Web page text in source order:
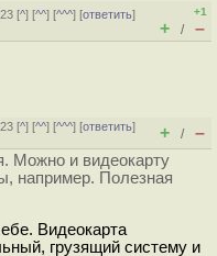
[^] [^^] [^^^] [ответить]
+1
+ / –
[^] [^^] [^^^] [ответить]
+ / –
Можно и видеокарту
например. Полезная
Видеокарта
грузящий систему и